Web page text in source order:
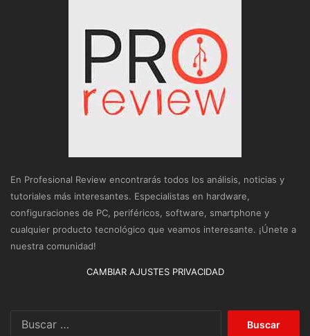
En Profesional Review encontrarás todos los análisis, noticias y
tutoriales más interesantes. Especialistas en hardware,
configuraciones de PC, periféricos, software, smartphone y
cualquier producto tecnológico que veamos interesante. ¡Únete a
nuestra comunidad!
CAMBIAR AJUSTES PRIVACIDAD